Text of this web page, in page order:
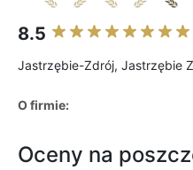
8.5
Jastrzębie-Zdrój, Jastrzębie
O firmie:
Oceny na